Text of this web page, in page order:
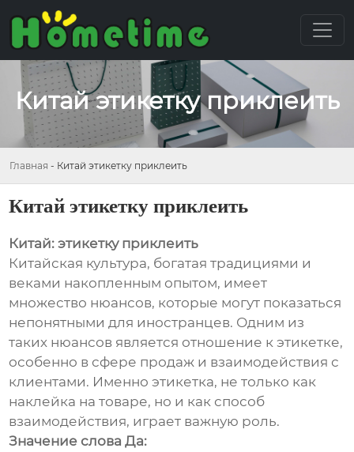
Китай этикетку приклеить
Главная - Китай этикетку приклеить
Китай этикетку приклеить
Китай: этикетку приклеить
Китайская культура, богатая традициями и
веками накопленным опытом, имеет
множество нюансов, которые могут показаться
непонятными для иностранцев. Одним из
таких нюансов является отношение к этикетке,
особенно в сфере продаж и взаимодействия с
клиентами. Именно этикетка, не только как
наклейка на товаре, но и как способ
взаимодействия, играет важную роль.
Значение слова Да: